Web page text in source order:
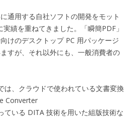
通用する自社ソフトの開発をモット
績を重ねてきました。「瞬簡PDF」
けのデスクトップ PC 用パッケージ
すが、それ以外にも、一般消費者の
は、クラウドで使われている文書変換
Converter
ている DITA 技術を用いた組版技術な